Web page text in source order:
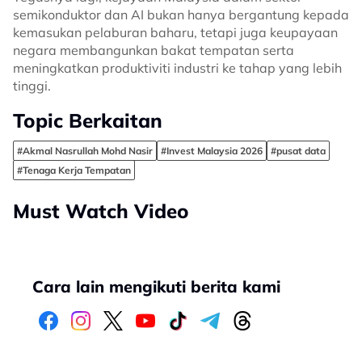
semikonduktor dan AI bukan hanya bergantung kepada
kemasukan pelaburan baharu, tetapi juga keupayaan
negara membangunkan bakat tempatan serta
meningkatkan produktiviti industri ke tahap yang lebih
tinggi.
Topic Berkaitan
#Akmal Nasrullah Mohd Nasir #Invest Malaysia 2026
#pusat data
#Tenaga Kerja Tempatan
Must Watch Video
Cara lain mengikuti berita kami